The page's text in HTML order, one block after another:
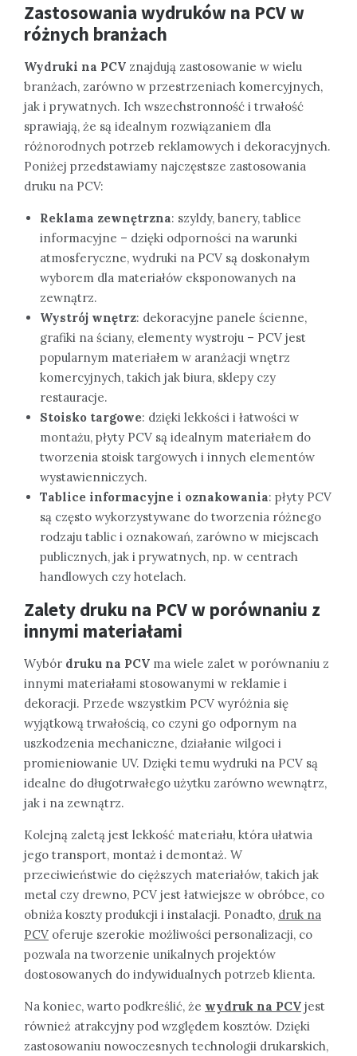
Zastosowania wydruków na PCV w
różnych branżach
Wydruki na PCV znajdują zastosowanie w wielu
branżach, zarówno w przestrzeniach komercyjnych,
jak i prywatnych. Ich wszechstronność i trwałość
sprawiają, że są idealnym rozwiązaniem dla
różnorodnych potrzeb reklamowych i dekoracyjnych.
Poniżej przedstawiamy najczęstsze zastosowania
druku na PCV:
Reklama zewnętrzna: szyldy, banery, tablice
informacyjne – dzięki odporności na warunki
atmosferyczne, wydruki na PCV są doskonałym
wyborem dla materiałów eksponowanych na
zewnątrz.
Wystrój wnętrz: dekoracyjne panele ścienne,
grafiki na ściany, elementy wystroju – PCV jest
popularnym materiałem w aranżacji wnętrz
komercyjnych, takich jak biura, sklepy czy
restauracje.
Stoisko targowe: dzięki lekkości i łatwości w
montażu, płyty PCV są idealnym materiałem do
tworzenia stoisk targowych i innych elementów
wystawienniczych.
Tablice informacyjne i oznakowania: płyty PCV
są często wykorzystywane do tworzenia różnego
rodzaju tablic i oznakowań, zarówno w miejscach
publicznych, jak i prywatnych, np. w centrach
handlowych czy hotelach.
Zalety druku na PCV w porównaniu z
innymi materiałami
Wybór druku na PCV ma wiele zalet w porównaniu z
innymi materiałami stosowanymi w reklamie i
dekoracji. Przede wszystkim PCV wyróżnia się
wyjątkową trwałością, co czyni go odpornym na
uszkodzenia mechaniczne, działanie wilgoci i
promieniowanie UV. Dzięki temu wydruki na PCV są
idealne do długotrwałego użytku zarówno wewnątrz,
jak i na zewnątrz.
Kolejną zaletą jest lekkość materiału, która ułatwia
jego transport, montaż i demontaż. W
przeciwieństwie do cięższych materiałów, takich jak
metal czy drewno, PCV jest łatwiejsze w obróbce, co
obniża koszty produkcji i instalacji. Ponadto, druk na
PCV oferuje szerokie możliwości personalizacji, co
pozwala na tworzenie unikalnych projektów
dostosowanych do indywidualnych potrzeb klienta.
Na koniec, warto podkreślić, że wydruk na PCV jest
również atrakcyjny pod względem kosztów. Dzięki
zastosowaniu nowoczesnych technologii drukarskich,